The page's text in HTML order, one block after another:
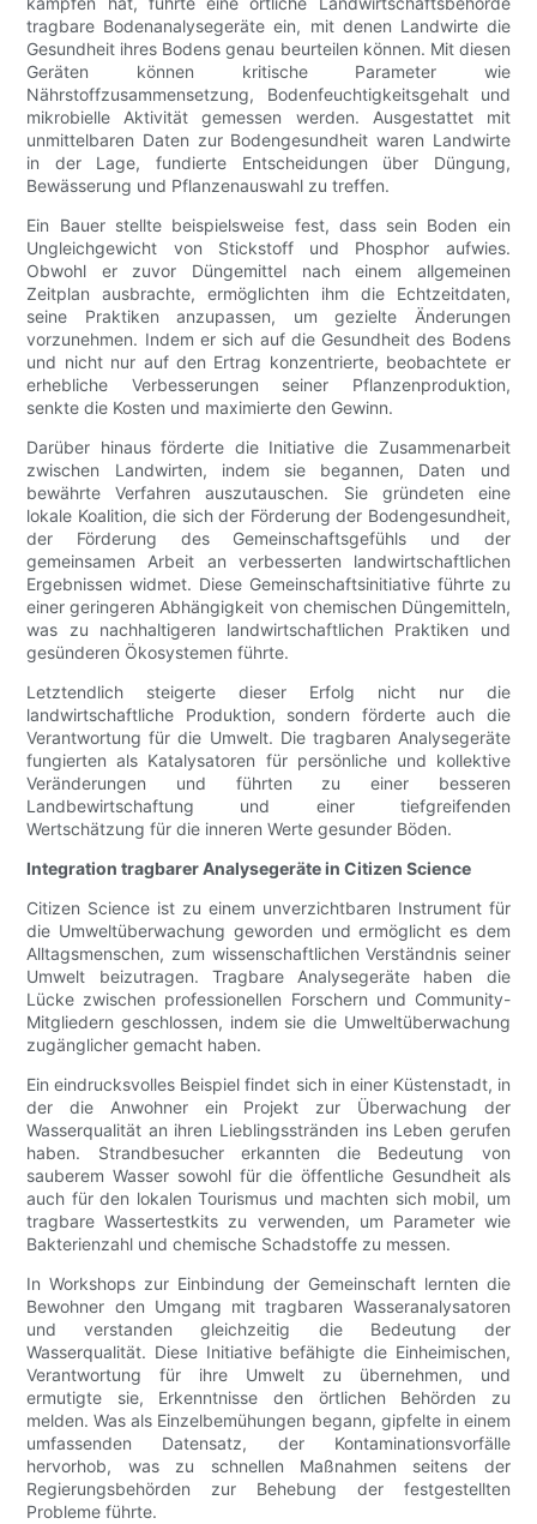
tragbare Bodenanalysegeräte ein, mit denen Landwirte die
Gesundheit ihres Bodens genau beurteilen können. Mit diesen
Geräten können kritische Parameter wie
Nährstoffzusammensetzung, Bodenfeuchtigkeitsgehalt und
mikrobielle Aktivität gemessen werden. Ausgestattet mit
unmittelbaren Daten zur Bodengesundheit waren Landwirte
in der Lage, fundierte Entscheidungen über Düngung,
Bewässerung und Pflanzenauswahl zu treffen.
Ein Bauer stellte beispielsweise fest, dass sein Boden ein
Ungleichgewicht von Stickstoff und Phosphor aufwies.
Obwohl er zuvor Düngemittel nach einem allgemeinen
Zeitplan ausbrachte, ermöglichten ihm die Echtzeitdaten,
seine Praktiken anzupassen, um gezielte Änderungen
vorzunehmen. Indem er sich auf die Gesundheit des Bodens
und nicht nur auf den Ertrag konzentrierte, beobachtete er
erhebliche Verbesserungen seiner Pflanzenproduktion,
senkte die Kosten und maximierte den Gewinn.
Darüber hinaus förderte die Initiative die Zusammenarbeit
zwischen Landwirten, indem sie begannen, Daten und
bewährte Verfahren auszutauschen. Sie gründeten eine
lokale Koalition, die sich der Förderung der Bodengesundheit,
der Förderung des Gemeinschaftsgefühls und der
gemeinsamen Arbeit an verbesserten landwirtschaftlichen
Ergebnissen widmet. Diese Gemeinschaftsinitiative führte zu
einer geringeren Abhängigkeit von chemischen Düngemitteln,
was zu nachhaltigeren landwirtschaftlichen Praktiken und
gesünderen Ökosystemen führte.
Letztendlich steigerte dieser Erfolg nicht nur die
landwirtschaftliche Produktion, sondern förderte auch die
Verantwortung für die Umwelt. Die tragbaren Analysegeräte
fungierten als Katalysatoren für persönliche und kollektive
Veränderungen und führten zu einer besseren
Landbewirtschaftung und einer tiefgreifenden
Wertschätzung für die inneren Werte gesunder Böden.
Integration tragbarer Analysegeräte in Citizen Science
Citizen Science ist zu einem unverzichtbaren Instrument für
die Umweltüberwachung geworden und ermöglicht es dem
Alltagsmenschen, zum wissenschaftlichen Verständnis seiner
Umwelt beizutragen. Tragbare Analysegeräte haben die
Lücke zwischen professionellen Forschern und Community-
Mitgliedern geschlossen, indem sie die Umweltüberwachung
zugänglicher gemacht haben.
Ein eindrucksvolles Beispiel findet sich in einer Küstenstadt, in
der die Anwohner ein Projekt zur Überwachung der
Wasserqualität an ihren Lieblingsstränden ins Leben gerufen
haben. Strandbesucher erkannten die Bedeutung von
sauberem Wasser sowohl für die öffentliche Gesundheit als
auch für den lokalen Tourismus und machten sich mobil, um
tragbare Wassertestkits zu verwenden, um Parameter wie
Bakterienzahl und chemische Schadstoffe zu messen.
In Workshops zur Einbindung der Gemeinschaft lernten die
Bewohner den Umgang mit tragbaren Wasseranalysatoren
und verstanden gleichzeitig die Bedeutung der
Wasserqualität. Diese Initiative befähigte die Einheimischen,
Verantwortung für ihre Umwelt zu übernehmen, und
ermutigte sie, Erkenntnisse den örtlichen Behörden zu
melden. Was als Einzelbemühungen begann, gipfelte in einem
umfassenden Datensatz, der Kontaminationsvorfälle
hervorhob, was zu schnellen Maßnahmen seitens der
Regierungsbehörden zur Behebung der festgestellten
Probleme führte.